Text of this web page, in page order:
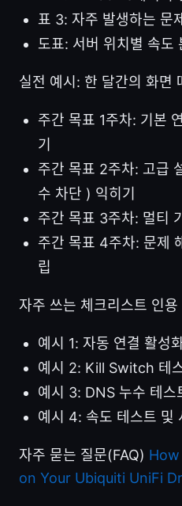
표 3: 자주 발생하는 문
도표: 서버 위치별 속도
실전 예시: 한 달간의 화면
주간 목표 1주차: 기본
기
주간 목표 2주차: 고급
수 차단 ) 익히기
주간 목표 3주차: 멀티
주간 목표 4주차: 문제
립
자주 쓰는 체크리스트 인용
예시 1: 자동 연결 활성
예시 2: Kill Switch 테
예시 3: DNS 누수 테스
예시 4: 속도 테스트 및
자주 묻는 질문(FAQ)
on Your Ubiquiti UniFi